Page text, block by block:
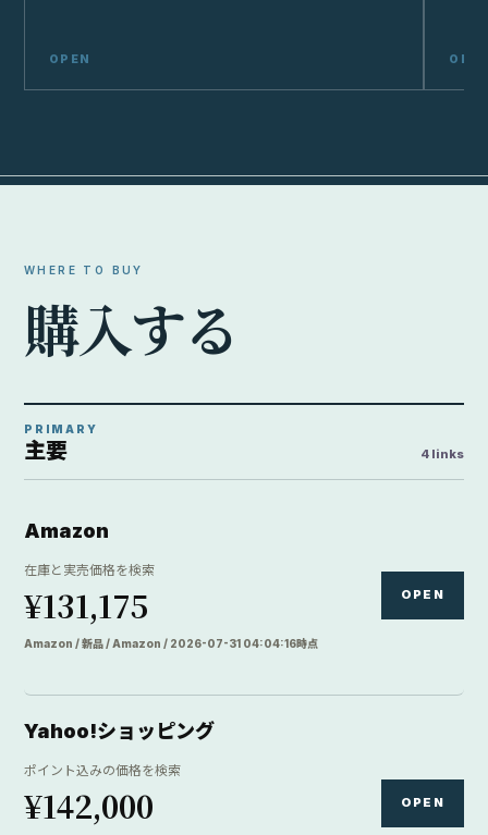
WHERE TO BUY
購入する
PRIMARY
主要 4 links
Amazon
在庫と実売価格を検索
¥131,175
Amazon / 新品 / Amazon / 2026-07-31 04:04:16時点
OPEN
Yahoo!ショッピング
ポイント込みの価格を検索
¥142,000 OPEN